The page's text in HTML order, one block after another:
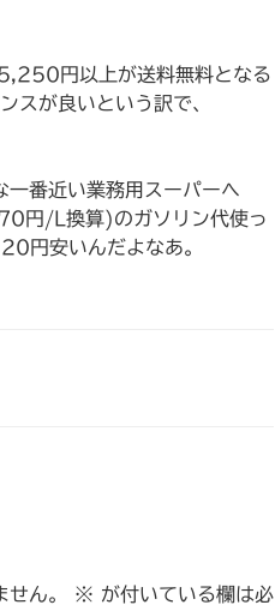
円以上が送料無料となる
スが良いという訳で、
一番近い業務用スーパーへ
円/L換算)のガソリン代使っ
円安いんだよなあ。
ん。 ※ が付いている欄は必